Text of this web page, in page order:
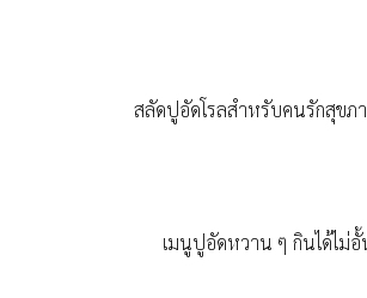
สลัดปูอัดโรลสำหรับคนรักสุขภ
เมนูปูอัดหวาน ๆ กินได้ไม่อั้